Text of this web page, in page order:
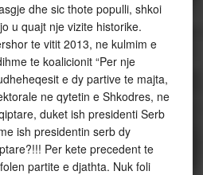
dhe sic thote populli, shkoi
u quajt nje vizite historike.
te vitit 2013, ne kulmim e
te koalicionit “Per nje
e dy partive te majta,
ne qytetin e Shkodres, ne
duket ish presidenti Serb
ish presidentin serb dy
Per kete precedent te
partite e djathta. Nuk foli